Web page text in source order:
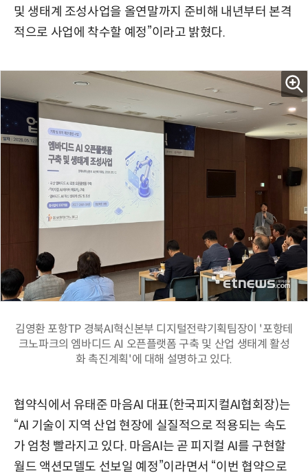
및 생태계 조성사업을 올연말까지 준비해 내년부터 본격
적으로 사업에 착수할 예정”이라고 밝혔다.
김영환 포항TP 경북AI혁신본부 디지털전략기획팀장이 '포항테
크노파크의 엠바디드 AI 오픈플랫폼 구축 및 산업 생태계 활성
화 촉진계획'에 대해 설명하고 있다.
협약식에서 유태준 마음AI 대표(한국피지컬AI협회장)는
“AI 기술이 지역 산업 현장에 실질적으로 적용되는 속도
가 엄청 빨라지고 있다. 마음AI는 곧 피지컬 AI를 구현할
월드 액션모델도 선보일 예정”이라면서 “이번 협약으로